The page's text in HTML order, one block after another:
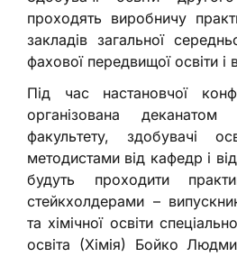
проходять виробничу
закладів загальної
фахової передвищої освіти і
Під час настановчої
організована деканатом
факультету, здобувачі
методистами від кафедр і
будуть проходити
стейкхолдерами –
та хімічної освіти
освіта (Хімія) Бойко